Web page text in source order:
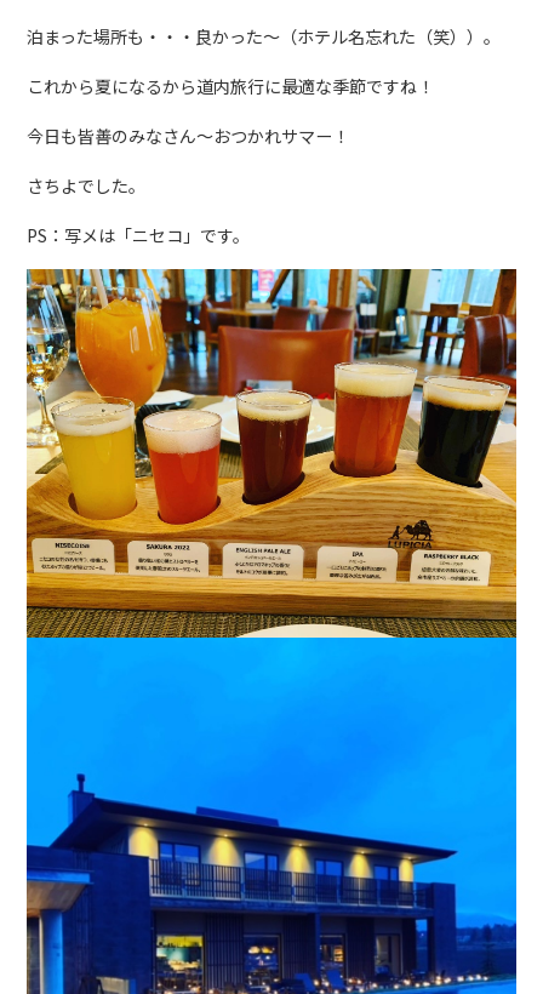
泊まった場所も・・・良かった～（ホテル名忘れた（笑））。
これから夏になるから道内旅行に最適な季節ですね！
今日も皆善のみなさん～おつかれサマー！
さちよでした。
PS：写メは「ニセコ」です。